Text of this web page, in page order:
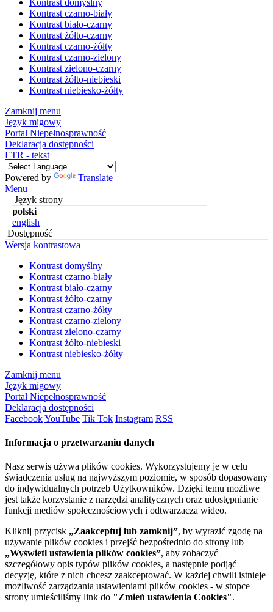
Kontrast czarno-biały
Kontrast biało-czarny
Kontrast żółto-czarny
Kontrast czarno-żółty
Kontrast czarno-zielony
Kontrast zielono-czarny
Kontrast żółto-niebieski
Kontrast niebiesko-żółty
Zamknij menu
Język migowy
Portal Niepełnosprawność
Deklaracja dostępności
ETR - tekst
Powered by
Translate
Menu
Język strony
polski
english
Dostępność
Wersja kontrastowa
Kontrast domyślny
Kontrast czarno-biały
Kontrast biało-czarny
Kontrast żółto-czarny
Kontrast czarno-żółty
Kontrast czarno-zielony
Kontrast zielono-czarny
Kontrast żółto-niebieski
Kontrast niebiesko-żółty
Zamknij menu
Język migowy
Portal Niepełnosprawność
Deklaracja dostępności
FacebookYouTube Tik Tok Instagram RSS
Informacja o przetwarzaniu danych
Nasz serwis używa plików cookies. Wykorzystujemy je w celu
świadczenia usług na najwyższym poziomie, w sposób dopasowany
do indywidualnych potrzeb Użytkowników. Dzięki temu możliwe
jest także korzystanie z narzędzi analitycznych oraz udostępnianie
funkcji mediów społecznościowych i odtwarzacza wideo.
Kliknij przycisk „Zaakceptuj lub zamknij”, by wyrazić zgodę na
używanie plików cookies i przejść bezpośrednio do strony lub
„Wyświetl ustawienia plików cookies”, aby zobaczyć
szczegółowy opis typów plików cookies, a następnie podjąć
decyzję, które z nich chcesz zaakceptować. W każdej chwili istnieje
możliwość zarządzania ustawieniami plików cookies - w stopce
strony umieściliśmy link do "Zmień ustawienia Cookies".